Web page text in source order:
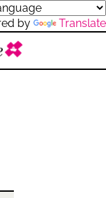
by Translate